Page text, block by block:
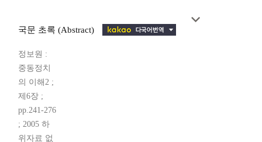
국문 초록 (Abstract)
정보원 :
중동정치
의 이해2 ;
제6장 ;
pp.241-276
; 2005 하
위자료 없